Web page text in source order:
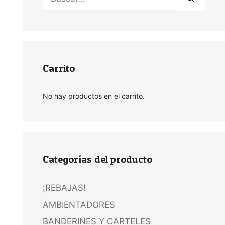
Carrito
No hay productos en el carrito.
Categorías del producto
¡REBAJAS!
AMBIENTADORES
BANDERINES Y CARTELES